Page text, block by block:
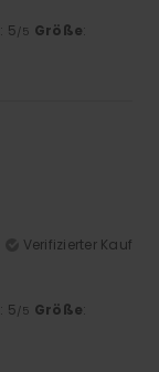
: 5/5 Größe:
Verifizierter Kauf
: 5/5 Größe: